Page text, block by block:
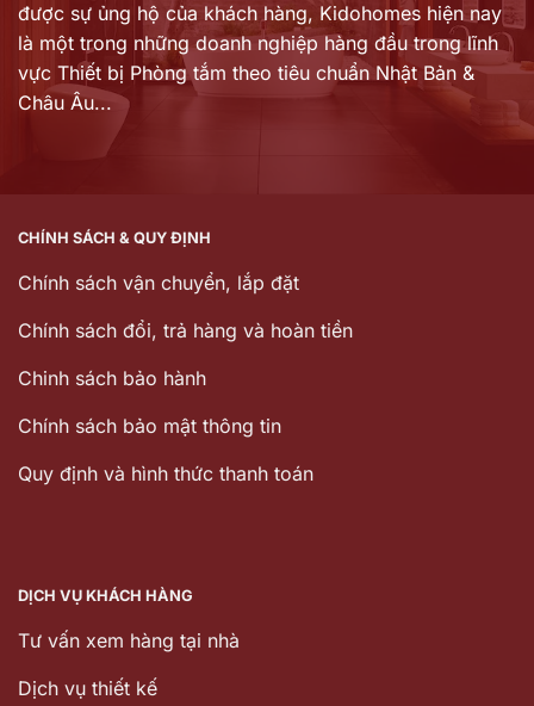
được sự ủng hộ của khách hàng, Kidohomes hiện nay
là một trong những doanh nghiệp hàng đầu trong lĩnh
vực Thiết bị Phòng tắm theo tiêu chuẩn Nhật Bản &
Châu Âu...
CHÍNH SÁCH & QUY ĐỊNH
Chính sách vận chuyển, lắp đặt
Chính sách đổi, trả hàng và hoàn tiền
Chinh sách bảo hành
Chính sách bảo mật thông tin
Quy định và hình thức thanh toán
DỊCH VỤ KHÁCH HÀNG
Tư vấn xem hàng tại nhà
Dịch vụ thiết kế